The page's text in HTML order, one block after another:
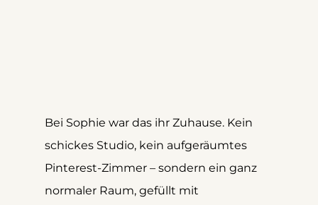
Bei Sophie war das ihr Zuhause. Kein
schickes Studio, kein aufgeräumtes
Pinterest-Zimmer – sondern ein ganz
normaler Raum, gefüllt mit